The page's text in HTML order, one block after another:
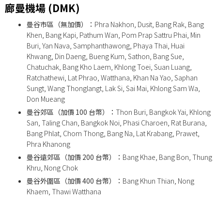
廊曼機場 (DMK)
曼谷市區（無加價）： Phra Nakhon, Dusit, Bang Rak, Bang
Khen, Bang Kapi, Pathum Wan, Pom Prap Sattru Phai, Min
Buri, Yan Nava, Samphanthawong, Phaya Thai, Huai
Khwang, Din Daeng, Bueng Kum, Sathon, Bang Sue,
Chatuchak, Bang Kho Laem, Khlong Toei, Suan Luang,
Ratchathewi, Lat Phrao, Watthana, Khan Na Yao, Saphan
Sungt, Wang Thonglangt, Lak Si, Sai Mai, Khlong Sam Wa,
Don Mueang
曼谷郊區（加價 100 台幣）： Thon Buri, Bangkok Yai, Khlong
San, Taling Chan, Bangkok Noi, Phasi Charoen, Rat Burana,
Bang Phlat, Chom Thong, Bang Na, Lat Krabang, Prawet,
Phra Khanong
曼谷遠郊區（加價 200 台幣）： Bang Khae, Bang Bon, Thung
Khru, Nong Chok
曼谷外圍區（加價 400 台幣）： Bang Khun Thian, Nong
Khaem, Thawi Watthana